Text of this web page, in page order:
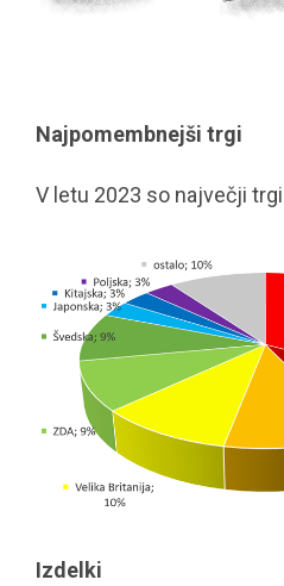
Najpomembnejši trgi
V letu 2023 so največji
Izdelki